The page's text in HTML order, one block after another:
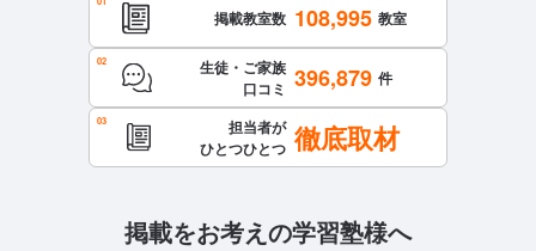
掲載教室数 108,995 教室
生徒・ご家族
口コミ 396,879 件
担当者が
ひとつひとつ 徹底取材
掲載をお考えの学習塾様へ